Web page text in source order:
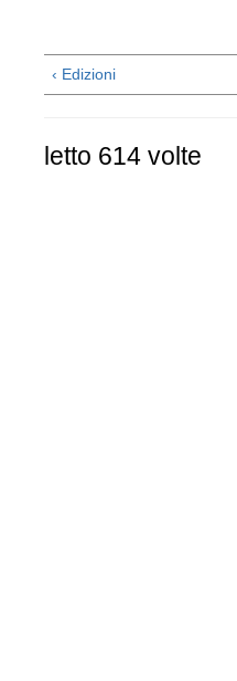
‹ Edizioni
letto 614 volte